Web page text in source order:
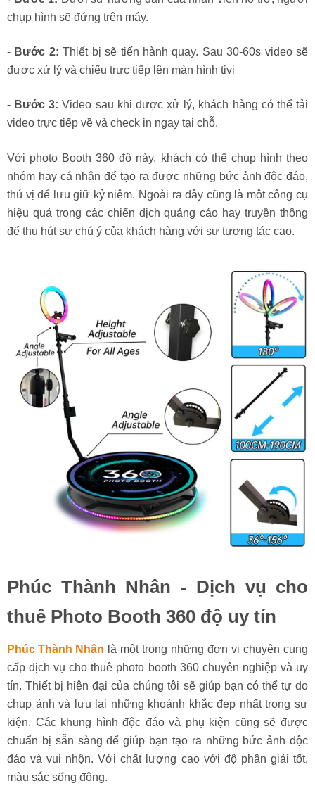
chụp hình sẽ đứng trên máy.
- Bước 2: Thiết bị sẽ tiến hành quay. Sau 30-60s video sẽ
được xử lý và chiếu trực tiếp lên màn hình tivi
- Bước 3: Video sau khi được xử lý, khách hàng có thể tải
video trực tiếp về và check in ngay tại chỗ.
Với photo Booth 360 độ này, khách có thể chụp hình theo
nhóm hay cá nhân để tạo ra được những bức ảnh độc đáo,
thú vị để lưu giữ kỷ niệm. Ngoài ra đây cũng là một công cụ
hiệu quả trong các chiến dịch quảng cáo hay truyền thông
để thu hút sự chú ý của khách hàng với sự tương tác cao.
Phúc Thành Nhân - Dịch vụ cho
thuê Photo Booth 360 độ uy tín
Phúc Thành Nhân là một trong những đơn vị chuyên cung
cấp dịch vụ cho thuê photo booth 360 chuyên nghiệp và uy
tín. Thiết bị hiện đại của chúng tôi sẽ giúp bạn có thể tự do
chụp ảnh và lưu lại những khoảnh khắc đẹp nhất trong sự
kiện. Các khung hình độc đáo và phụ kiện cũng sẽ được
chuẩn bị sẵn sàng để giúp bạn tạo ra những bức ảnh độc
đáo và vui nhộn. Với chất lượng cao với độ phân giải tốt,
màu sắc sống động.